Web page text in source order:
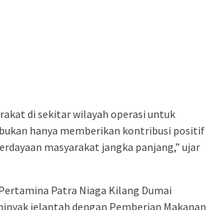
di sekitar wilayah operasi untuk
hanya memberikan kontribusi positif
masyarakat jangka panjang,” ujar
Patra Niaga Kilang Dumai
jelantah dengan Pemberian Makanan